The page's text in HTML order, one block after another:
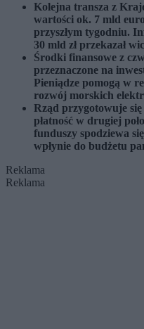
Kolejna transza z
wartości ok. 7 mld
przyszłym tygodniu.
30 mld zł przekazał
Środki finansowe z
przeznaczone na
Pieniądze pomogą w
rozwój morskich
Rząd przygotowuje się
płatność w drugiej
funduszy spodziewa
wpłynie do budżetu
Reklama
Reklama